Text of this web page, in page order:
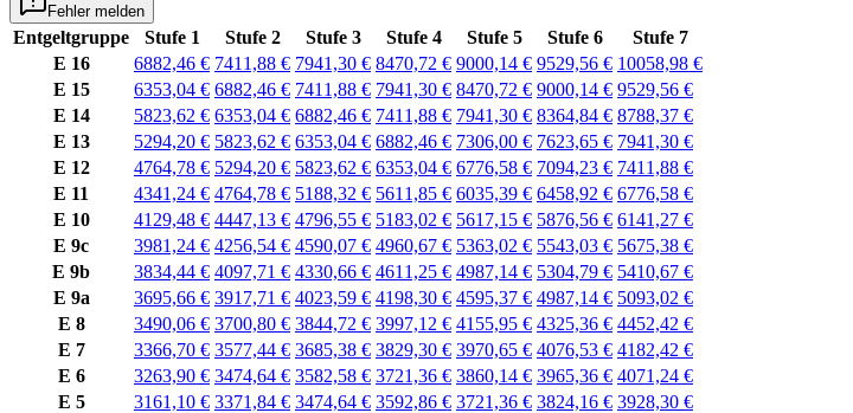
Fehler melden
Entgeltgruppe Stufe 1 Stufe 2 Stufe 3 Stufe 4 Stufe 5 Stufe 6
Stufe 7
E 16
6882,46 € 7411,88 € 7941,30 € 8470,72 € 9000,14 € 9529,56 € 10058,98 €
E 15
6353,04 € 6882,46 € 7411,88 € 7941,30 € 8470,72 € 9000,14 € 9529,56 €
E 14
5823,62 € 6353,04 € 6882,46 € 7411,88 € 7941,30 € 8364,84 € 8788,37 €
E 13
5294,20 € 5823,62 € 6353,04 € 6882,46 € 7306,00 € 7623,65 € 7941,30 €
E 12
4764,78 € 5294,20 € 5823,62 € 6353,04 € 6776,58 € 7094,23 € 7411,88 €
E 11
4341,24 € 4764,78 € 5188,32 € 5611,85 € 6035,39 € 6458,92 € 6776,58 €
E 10
4129,48 € 4447,13 € 4796,55 € 5183,02 € 5617,15 € 5876,56 € 6141,27 €
E 9c
3981,24 € 4256,54 € 4590,07 € 4960,67 € 5363,02 € 5543,03 € 5675,38 €
E 9b
3834,44 € 4097,71 € 4330,66 € 4611,25 € 4987,14 € 5304,79 € 5410,67 €
E 9a
3695,66 € 3917,71 € 4023,59 € 4198,30 € 4595,37 € 4987,14 € 5093,02 €
E 8
3490,06 € 3700,80 € 3844,72 € 3997,12 € 4155,95 € 4325,36 € 4452,42 €
E 7
3366,70 € 3577,44 € 3685,38 € 3829,30 € 3970,65 € 4076,53 € 4182,42 €
E 6
3263,90 € 3474,64 € 3582,58 € 3721,36 € 3860,14 € 3965,36 € 4071,24 €
E 5
3161,10 € 3371,84 € 3474,64 € 3592,86 € 3721,36 € 3824,16 € 3928,30 €